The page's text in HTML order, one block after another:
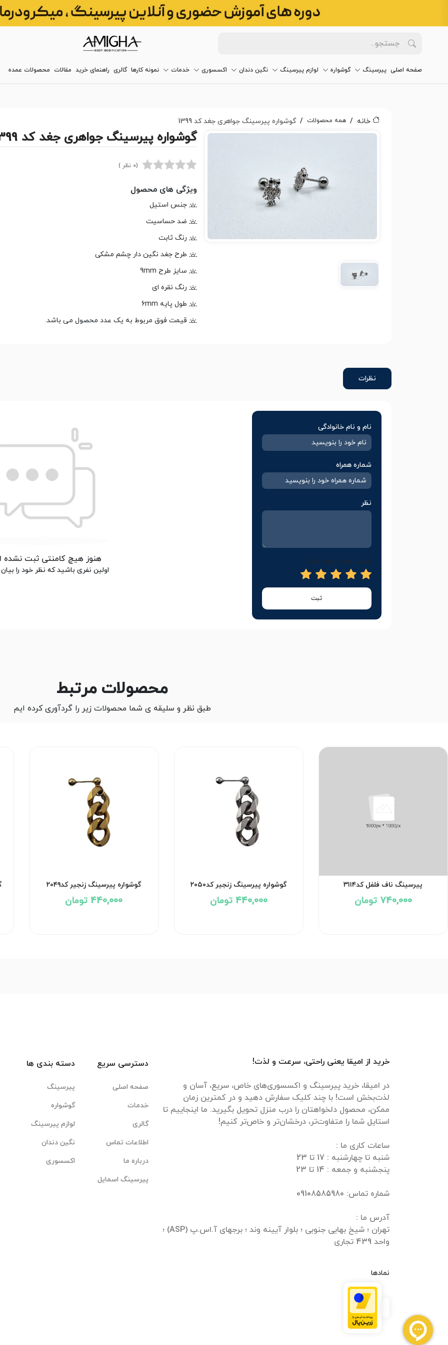
صفحه اصلی پیرسینگ گوشواره لوازم پیرسینگ نگین دندان اکسسوری خدمات نمونه کارها گالری راهنمای خرید مقالات محصولات عمده
خانه همه محصولات گوشواره پیرسینگ جواهری جغد کد 1399
گوشواره پیرسینگ جواهری جغد کد 1399
(0 نظر )
ویژگی های محصول
جنس استیل
ضد حساسیت
رنگ ثابت
طرح جغد نگین دار چشم مشکی
سایز طرح 9mm
رنگ نقره ای
طول پایه 6mm
قیمت فوق مربوط به یک عدد محصول می باشد.
نظرات
نام و نام خانوادگی
شماره همراه
نظر
امتیاز خود را وارد کنید
ثبت
هنوز هیچ کامنتی ثبت
اولین نفری باشید که نظر خود را
محصولات مرتبط
طبق نظر و سلیقه ی شما محصولات زیر را گردآوری کرده ایم
پیرسینگ ناف فلفل کد۳۱۱۴
740,000 تومان
گوشواره پیرسینگ زنجیر کد۲۰۵۰
440,000 تومان
گوشواره پیرسینگ زنجیر کد۲۰۴۹
440,000 تومان
خرید از امیقا یعنی راحتی، سرعت و لذت!
در امیقا، خرید پیرسینگ و اکسسوری‌های خاص، سریع، آسان و
لذت‌بخش است! با چند کلیک سفارش دهید و در کمترین زمان
ممکن، محصول دلخواهتان را درب منزل تحویل بگیرید. ما اینجاییم تا
تهران ؛ شیخ بهایی جنوبی ؛ بلوار آیینه وند ؛ برجهای آ.اس.پ (ASP) ؛
واحد 439 تجاری
نمادها
دسترسی سریع
صفحه اصلی
خدمات
گالری
اطلاعات تماس
درباره ما
پیرسینگ اسمایل
دسته بندی ها
پیرسینگ
گوشواره
لوازم پیرسینگ
نگین دندان
اکسسوری